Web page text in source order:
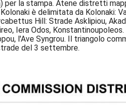
la stampa. Atene distretti
è delimitata da Kolonaki:
Hill: Strade Asklipiou,
Iera Odos,
l'Ave Syngrou. Il triangolo
del 3 settembre.